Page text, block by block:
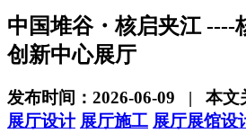
中国堆谷・核启夹江 ----
创新中心展厅
发布时间：2026-06-09 | 本文
展厅设计 展厅施工 展厅展馆设